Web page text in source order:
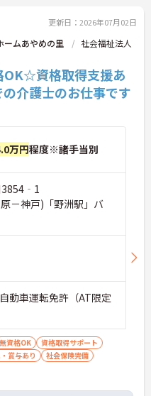
ける環境です♪
方も安心で
充実
す♪
！」
すめです。
魅力です♪
向き合う時間
践♪」
更新日：2026年07月02日
ームあやめの里
社会福祉法人
OK☆資格取得支援あ
介護士のお仕事です
万円程度※諸手当別
3854‐1
－神戸)「野洲駅」バ
動車運転免許（AT限定
無資格OK
資格取得サポート
賞与あり
社会保険完備